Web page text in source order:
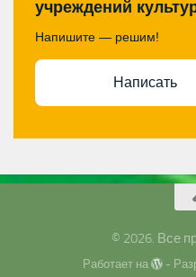
учреждений
Напишите — решим!
Написать
© 2026. Все
Работает на -